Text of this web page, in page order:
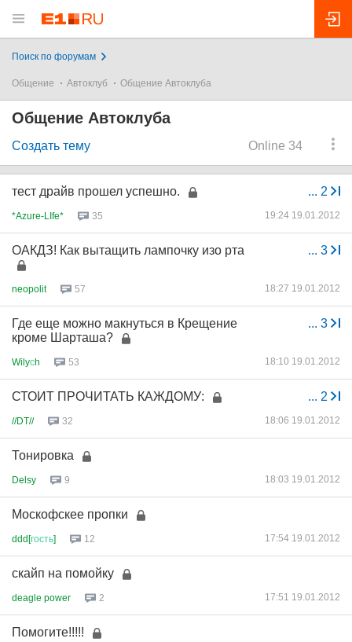
Поиск по форумам
Общение Автоклуб Общение Автоклуба
Общение Автоклуба
Online 34
Создать тему
... 2
тест драйв прошел успешно.
*Azure-LIfe* 35 19:24 19.01.2012
... 3
ОАКДЗ! Как вытащить лампочку изо рта
neopolit 57 18:27 19.01.2012
... 3
Где еще можно макнуться в Крещение
кроме Шарташа?
Wilyсh 53 18:10 19.01.2012
... 2
СТОИТ ПРОЧИТАТЬ КАЖДОМУ:
//DT// 32 18:06 19.01.2012
Тонировка
Delsy 9 18:03 19.01.2012
Москофскее пропки
ddd[гость] 12 17:54 19.01.2012
скайп на помойку
deagle power 2 17:51 19.01.2012
Помогите!!!!!